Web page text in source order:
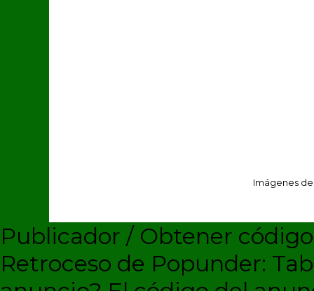
Imágenes
Publicador / Obtener
Retroceso de Popunder: